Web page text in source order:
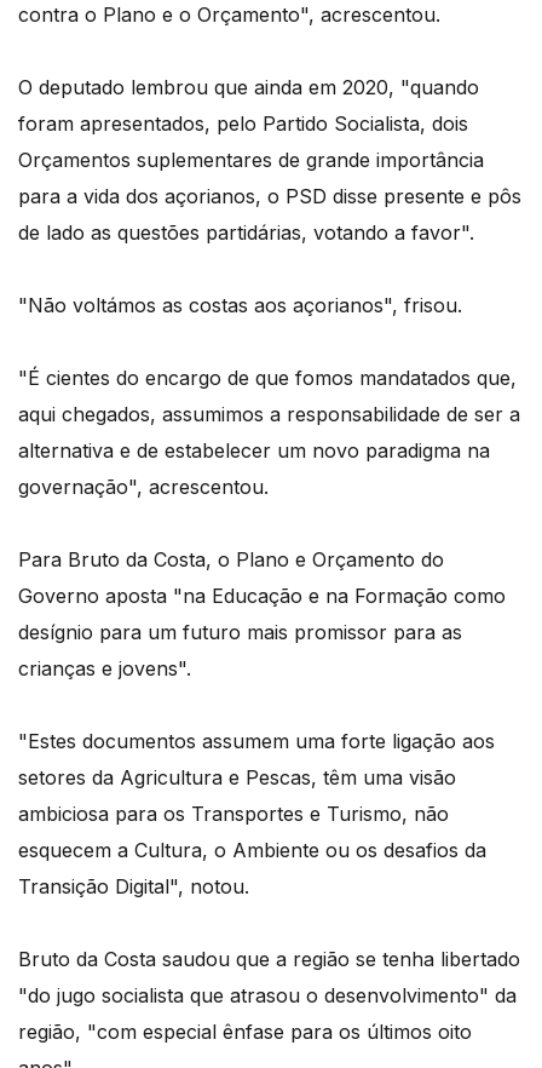
contra o Plano e o Orçamento", acrescentou.
O deputado lembrou que ainda em 2020, "quando
foram apresentados, pelo Partido Socialista, dois
Orçamentos suplementares de grande importância
para a vida dos açorianos, o PSD disse presente e pôs
de lado as questões partidárias, votando a favor".
"Não voltámos as costas aos açorianos", frisou.
"É cientes do encargo de que fomos mandatados que,
aqui chegados, assumimos a responsabilidade de ser a
alternativa e de estabelecer um novo paradigma na
governação", acrescentou.
Para Bruto da Costa, o Plano e Orçamento do
Governo aposta "na Educação e na Formação como
desígnio para um futuro mais promissor para as
crianças e jovens".
"Estes documentos assumem uma forte ligação aos
setores da Agricultura e Pescas, têm uma visão
ambiciosa para os Transportes e Turismo, não
esquecem a Cultura, o Ambiente ou os desafios da
Transição Digital", notou.
Bruto da Costa saudou que a região se tenha libertado
"do jugo socialista que atrasou o desenvolvimento" da
região, "com especial ênfase para os últimos oito